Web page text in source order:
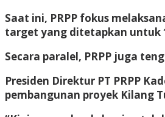
Saat ini, PRPP fokus
target yang ditetapkan untuk
Secara paralel, PRPP juga
Presiden Direktur PT PRPP
pembangunan proyek Kilang